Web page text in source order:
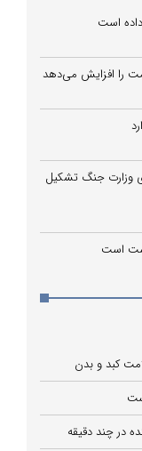
است
را افزایش می‌دهد
وزارت جنگ تشکیل
است
کبد و بدن